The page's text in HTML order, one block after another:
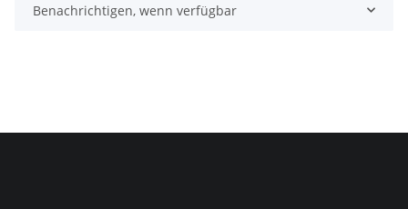
Benachrichtigen, wenn verfügbar